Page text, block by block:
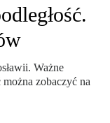
Ważne
zobaczyć na